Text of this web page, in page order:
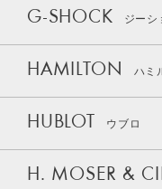
G-SHOCK ジーシ
HAMILTON ハミ
HUBLOT ウブロ
H. MOSER &